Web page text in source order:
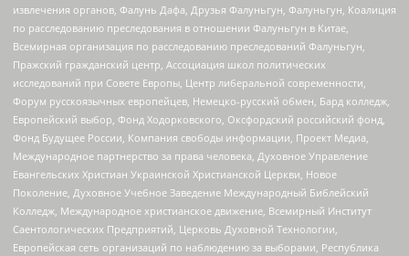
извлечения органов, Фалунь Дафа, Друзья Фалуньгун, Фалуньгун, Коалиция
по расследованию преследования в отношении Фалуньгун в Китае,
Всемирная организация по расследованию преследований Фалуньгун,
Пражский гражданский центр, Ассоциация школ политических
исследований при Совете Европы, Центр либеральной современности,
Форум русскоязычных европейцев, Немецко-русский обмен, Бард колледж,
Европейский выбор, Фонд Ходорковского, Оксфордский российский фонд,
Фонд Будущее России, Компания свободы информации, Проект Медиа,
Международное партнерство за права человека, Духовное Управление
Евангельских Христиан Украинской Христианской Церкви, Новое
Поколение, Духовное Учебное Заведение Международный Библейский
Колледж, Международное христианское движение, Всемирный Институт
Саентологических Предприятий, Церковь Духовной Технологии,
Европейская сеть организаций по наблюдению за выборами, Республика